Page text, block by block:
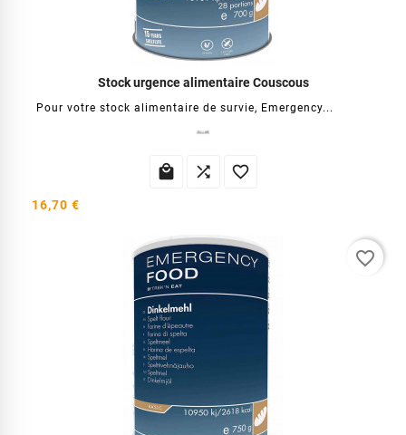
Stock urgence alimentaire Couscous
Pour votre stock alimentaire de survie, Emergency...
  
16,70 €
favorite_border